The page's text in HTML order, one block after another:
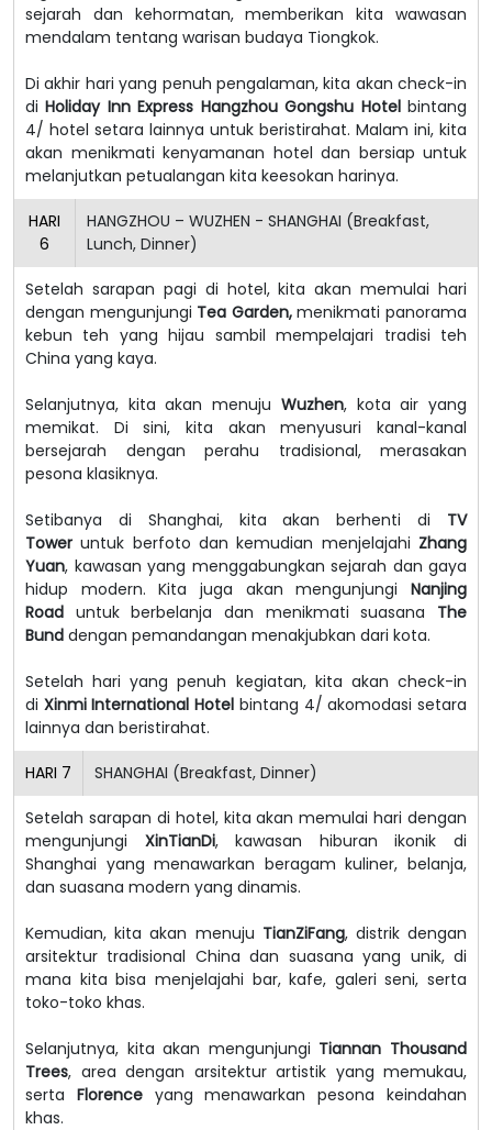
sejarah dan kehormatan, memberikan kita wawasan
mendalam tentang warisan budaya Tiongkok.
Di akhir hari yang penuh pengalaman, kita akan check-in
diHoliday Inn Express Hangzhou Gongshu Hotelbintang
4/ hotel setara lainnya untuk beristirahat. Malam ini, kita
akan menikmati kenyamanan hotel dan bersiap untuk
melanjutkan petualangan kita keesokan harinya.
HARI
6
HANGZHOU – WUZHEN - SHANGHAI (Breakfast,
Lunch, Dinner)
Setelah sarapan pagi di hotel, kita akan memulai hari
dengan mengunjungi Tea Garden,menikmati panorama
kebun teh yang hijau sambil mempelajari tradisi teh
China yang kaya.
Selanjutnya, kita akan menuju Wuzhen, kota air yang
memikat. Di sini, kita akan menyusuri kanal-kanal
bersejarah dengan perahu tradisional, merasakan
pesona klasiknya.
Setibanya di Shanghai, kita akan berhenti di TV
Tower untuk berfoto dan kemudian menjelajahi Zhang
Yuan, kawasan yang menggabungkan sejarah dan gaya
hidup modern. Kita juga akan mengunjungi Nanjing
Road untuk berbelanja dan menikmati suasana The
Bund dengan pemandangan menakjubkan dari kota.
Setelah hari yang penuh kegiatan, kita akan check-in
di Xinmi International Hotel bintang 4/ akomodasi setara
lainnya dan beristirahat.
HARI 7 SHANGHAI (Breakfast, Dinner)
Setelah sarapan di hotel, kita akan memulai hari dengan
mengunjungi XinTianDi, kawasan hiburan ikonik di
Shanghai yang menawarkan beragam kuliner, belanja,
dan suasana modern yang dinamis.
Kemudian, kita akan menuju TianZiFang, distrik dengan
arsitektur tradisional China dan suasana yang unik, di
mana kita bisa menjelajahi bar, kafe, galeri seni, serta
toko-toko khas.
Selanjutnya, kita akan mengunjungi Tiannan Thousand
Trees, area dengan arsitektur artistik yang memukau,
serta Florenceyang menawarkan pesona keindahan
khas.